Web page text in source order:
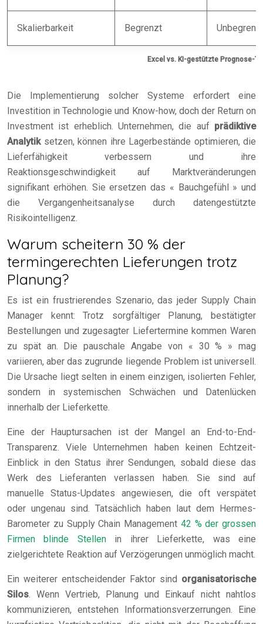
Excel vs. KI-gestützte Prognose-
Skalierbarkeit Begrenzt
Die Implementierung solcher Systeme erfordert eine
Investition in Technologie und Know-how, doch der Return on
Investment ist erheblich. Unternehmen, die auf prädiktive
Analytiksetzen, können ihre Lagerbestände optimieren, die
Lieferfähigkeit verbessern und ihre
Reaktionsgeschwindigkeit auf Marktveränderungen
signifikant erhöhen. Sie ersetzen das « Bauchgefühl » und
die Vergangenheitsanalyse durch datengestützte
Risikointelligenz.
Warum scheitern 30 % der
termingerechten Lieferungen trotz
Planung?
Es ist ein frustrierendes Szenario, das jeder Supply Chain
Manager kennt: Trotz sorgfältiger Planung, bestätigter
Bestellungen und zugesagter Liefertermine kommen Waren
zu spät an. Die pauschale Angabe von « 30 % » mag
variieren, aber das zugrunde liegende Problem ist universell.
Die Ursache liegt selten in einem einzigen, isolierten Fehler,
sondern in systemischen Schwächen und Datenlücken
innerhalb der Lieferkette.
Eine der Hauptursachen ist der Mangel an End-to-End-
Transparenz. Viele Unternehmen haben keinen Echtzeit-
Einblick in den Status ihrer Sendungen, sobald diese das
Werk des Lieferanten verlassen haben. Sie sind auf
manuelle Status-Updates angewiesen, die oft verspätet
oder ungenau sind. Tatsächlich haben laut dem Hermes-
Barometer zu Supply Chain Management 42 % der grossen
Firmen blinde Stellenin ihrer Lieferkette, was eine
zielgerichtete Reaktion auf Verzögerungen unmöglich macht.
Ein weiterer entscheidender Faktor sind organisatorische
Silos. Wenn Vertrieb, Planung und Einkauf nicht nahtlos
kommunizieren, entstehen Informationsverzerrungen. Eine